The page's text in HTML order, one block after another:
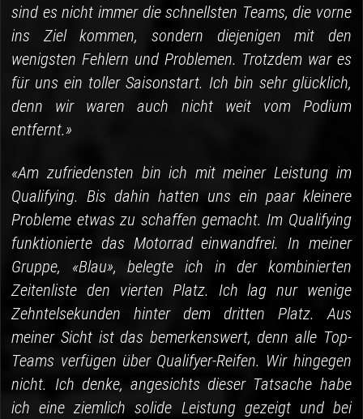
sind es nicht immer die schnellsten Teams, die vorne
ins Ziel kommen, sondern diejenigen mit den
wenigsten Fehlern und Problemen. Trotzdem war es
für uns ein toller Saisonstart. Ich bin sehr glücklich,
denn wir waren auch nicht weit vom Podium
entfernt.»
«Am zufriedensten bin ich mit meiner Leistung im
Qualifying. Bis dahin hatten uns ein paar kleinere
Probleme etwas zu schaffen gemacht. Im Qualifying
funktionierte das Motorrad einwandfrei. In meiner
Gruppe, «Blau», belegte ich in der kombinierten
Zeitenliste den vierten Platz. Ich lag nur wenige
Zehntelsekunden hinter dem dritten Platz. Aus
meiner Sicht ist das bemerkenswert, denn alle Top-
Teams verfügen über Qualifyer-Reifen. Wir hingegen
nicht. Ich denke, angesichts dieser Tatsache habe
ich eine ziemlich solide Leistung gezeigt und bei